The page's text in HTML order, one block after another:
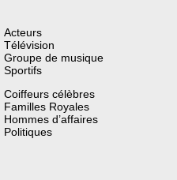
Acteurs
Télévision
Groupe de musique
Sportifs
Coiffeurs célèbres
Familles Royales
Hommes d’affaires
Politiques